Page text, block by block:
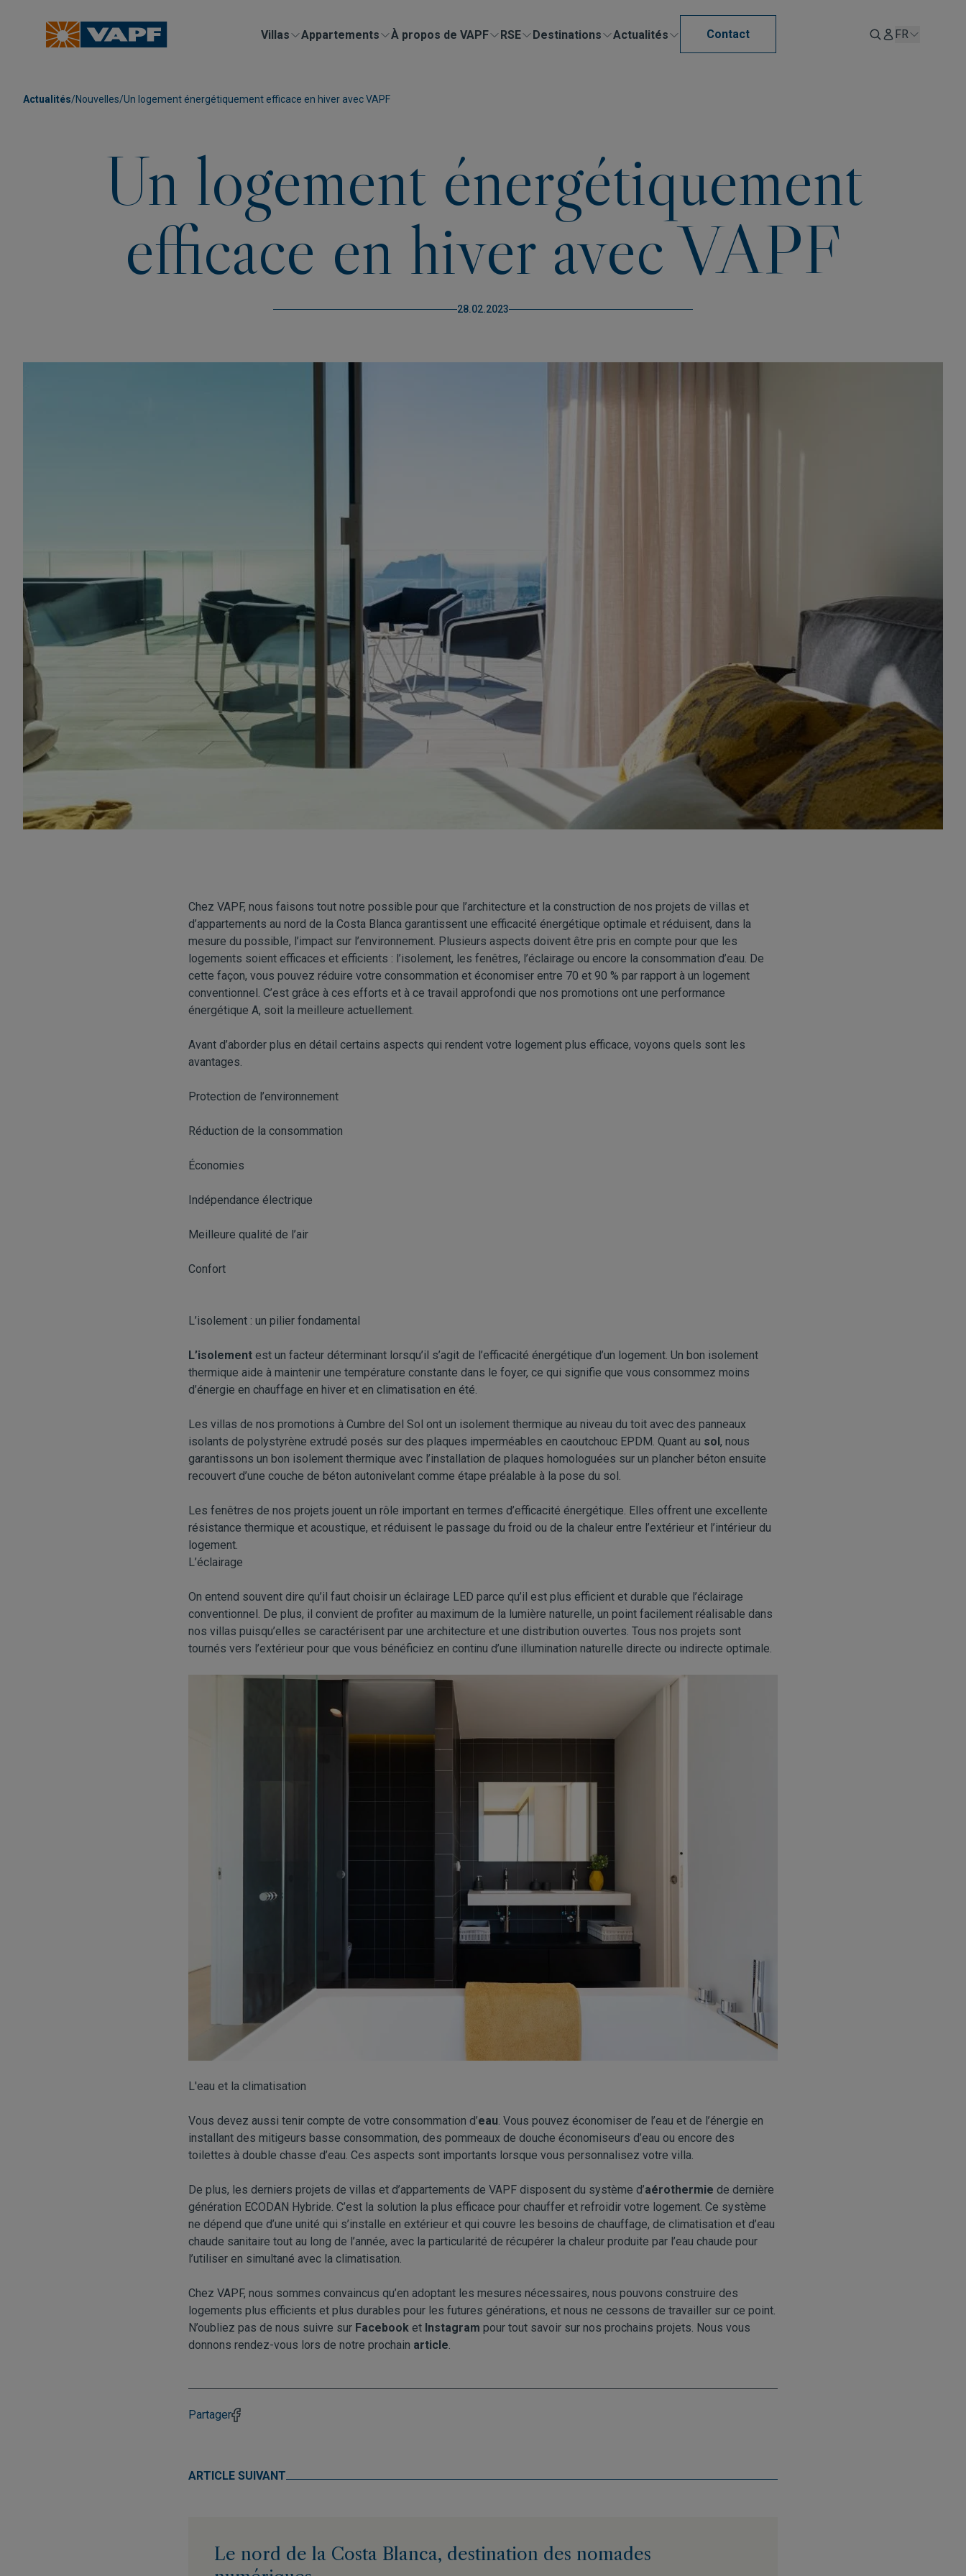
Villas Appartements À propos de VAPF RSE Destinations Actualités Contact FR
Actualités/Nouvelles/Un logement énergétiquement efficace en hiver avec VAPF
Un logement énergétiquement
efficace en hiver avec VAPF
28.02.2023
Chez VAPF, nous faisons tout notre possible pour que l’architecture et la construction de nos projets de villas et
d’appartements au nord de la Costa Blanca garantissent une efficacité énergétique optimale et réduisent, dans la
mesure du possible, l’impact sur l’environnement. Plusieurs aspects doivent être pris en compte pour que les
logements soient efficaces et efficients : l’isolement, les fenêtres, l’éclairage ou encore la consommation d’eau. De
cette façon, vous pouvez réduire votre consommation et économiser entre 70 et 90 % par rapport à un logement
conventionnel. C’est grâce à ces efforts et à ce travail approfondi que nos promotions ont une performance
énergétique A, soit la meilleure actuellement.
Avant d’aborder plus en détail certains aspects qui rendent votre logement plus efficace, voyons quels sont les
avantages.
Protection de l’environnement
Réduction de la consommation
Économies
Indépendance électrique
Meilleure qualité de l’air
Confort
L’isolement : un pilier fondamental
L’isolement est un facteur déterminant lorsqu’il s’agit de l’efficacité énergétique d’un logement. Un bon isolement
thermique aide à maintenir une température constante dans le foyer, ce qui signifie que vous consommez moins
d’énergie en chauffage en hiver et en climatisation en été.
Les villas de nos promotions à Cumbre del Sol ont un isolement thermique au niveau du toit avec des panneaux
isolants de polystyrène extrudé posés sur des plaques imperméables en caoutchouc EPDM. Quant au sol, nous
garantissons un bon isolement thermique avec l’installation de plaques homologuées sur un plancher béton ensuite
recouvert d’une couche de béton autonivelant comme étape préalable à la pose du sol.
Les fenêtres de nos projets jouent un rôle important en termes d’efficacité énergétique. Elles offrent une excellente
résistance thermique et acoustique, et réduisent le passage du froid ou de la chaleur entre l’extérieur et l’intérieur du
logement.
L’éclairage
On entend souvent dire qu’il faut choisir un éclairage LED parce qu’il est plus efficient et durable que l’éclairage
conventionnel. De plus, il convient de profiter au maximum de la lumière naturelle, un point facilement réalisable dans
nos villas puisqu’elles se caractérisent par une architecture et une distribution ouvertes. Tous nos projets sont
tournés vers l’extérieur pour que vous bénéficiez en continu d’une illumination naturelle directe ou indirecte optimale.
L'eau et la climatisation
Vous devez aussi tenir compte de votre consommation d’eau . Vous pouvez économiser de l’eau et de l’énergie en
installant des mitigeurs basse consommation, des pommeaux de douche économiseurs d’eau ou encore des
toilettes à double chasse d’eau. Ces aspects sont importants lorsque vous personnalisez votre villa.
De plus, les derniers projets de villas et d’appartements de VAPF disposent du système d’aérothermie de dernière
génération ECODAN Hybride. C’est la solution la plus efficace pour chauffer et refroidir votre logement. Ce système
ne dépend que d’une unité qui s’installe en extérieur et qui couvre les besoins de chauffage, de climatisation et d’eau
chaude sanitaire tout au long de l’année, avec la particularité de récupérer la chaleur produite par l’eau chaude pour
l’utiliser en simultané avec la climatisation.
Chez VAPF, nous sommes convaincus qu’en adoptant les mesures nécessaires, nous pouvons construire des
logements plus efficients et plus durables pour les futures générations, et nous ne cessons de travailler sur ce point.
N’oubliez pas de nous suivre sur Facebook et Instagram pour tout savoir sur nos prochains projets. Nous vous
donnons rendez-vous lors de notre prochain article
Partager
ARTICLE SUIVANT
Le nord de la Costa Blanca, destination des nomades